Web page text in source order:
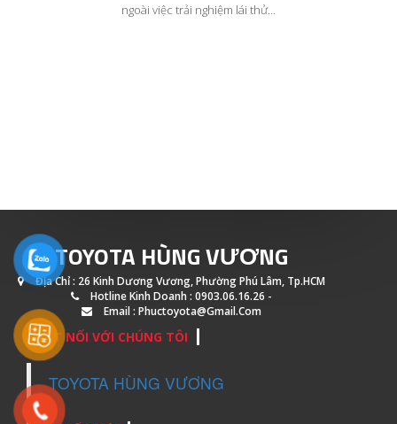
ngoài việc trải nghiệm lái thử…
TOYOTA HÙNG VƯƠNG
Địa Chỉ : 26 Kinh Dương Vương, Phường Phú Lâm, Tp.HCM
Hotline Kinh Doanh : 0903.06.16.26 -
Email : Phuctoyota@gmail.com
KẾT NỐI VỚI CHÚNG TÔI
TOYOTA HÙNG VƯƠNG